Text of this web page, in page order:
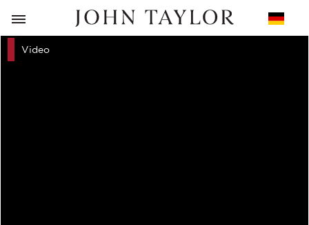
ZURÜCK
Video